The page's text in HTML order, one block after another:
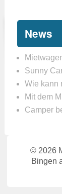
News
Sunny
Wie kann
Mit dem
Camper
© 2026
Bingen